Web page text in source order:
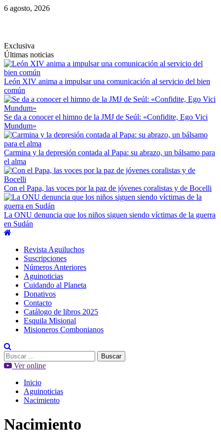
Saltar
6 agosto, 2026
Exclusiva
Últimas noticias
León XIV anima a impulsar una comunicación al servicio del bien
común
Se da a conocer el himno de la JMJ de Seúl: «Confidite, Ego Vici
Mundum»
Carmina y la depresión contada al Papa: su abrazo, un bálsamo para
el alma
Con el Papa, las voces por la paz de jóvenes coralistas y de Bocelli
La ONU denuncia que los niños siguen siendo víctimas de la guerra
en Sudán
Revista Aguiluchos
Suscripciones
Números Anteriores
Aguinoticias
Cuidando al Planeta
Donativos
Contacto
Catálogo de libros 2025
Esquila Misional
Misioneros Combonianos
Buscar:
Ver online
Inicio
Aguinoticias
Nacimiento
Nacimiento